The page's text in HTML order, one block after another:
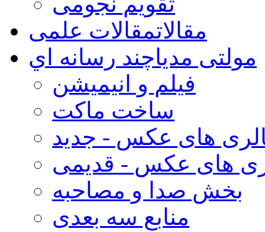
مقالاتمقالات علمی
مولتی مدیاچند رسانه اي
فیلم و انیمیشن
ساخت ماکت
های عکس - جدید
های عکس - قدیمی
بخش صدا و مصاحبه
منابع سه بعدی